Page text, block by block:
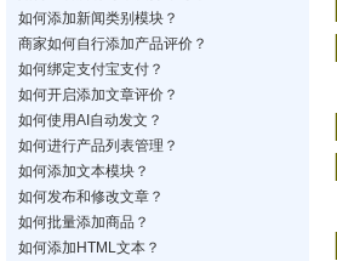
如何添加新闻类别模块？
商家如何自行添加产品评价？
如何绑定支付宝支付？
如何开启添加文章评价？
如何使用AI自动发文？
如何进行产品列表管理？
如何添加文本模块？
如何发布和修改文章？
如何批量添加商品？
如何添加HTML文本？